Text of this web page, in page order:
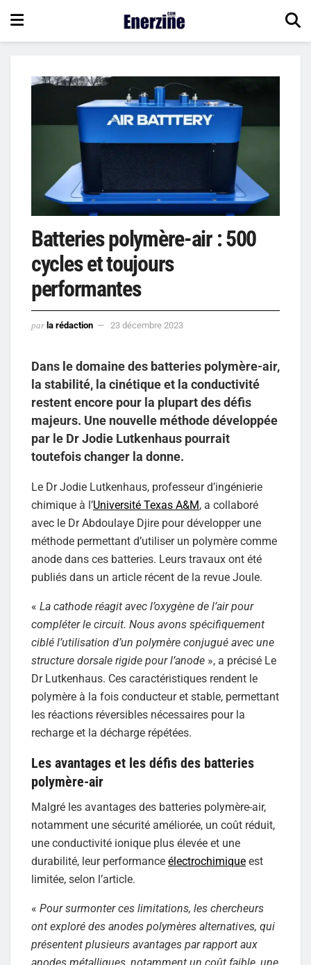
Batteries polymère-air : 500
cycles et toujours
performantes
par la rédaction 23 décembre 2023
Dans le domaine des batteries polymère-air,
la stabilité, la cinétique et la conductivité
restent encore pour la plupart des défis
majeurs. Une nouvelle méthode développée
par le Dr Jodie Lutkenhaus pourrait
toutefois changer la donne.
Le Dr Jodie Lutkenhaus, professeur d’ingénierie
chimique à l’Université Texas A&M, a collaboré
avec le Dr Abdoulaye Djire pour développer une
méthode permettant d’utiliser un polymère comme
anode dans ces batteries. Leurs travaux ont été
publiés dans un article récent de la revue Joule.
« La cathode réagit avec l’oxygène de l’air pour
compléter le circuit. Nous avons spécifiquement
ciblé l’utilisation d’un polymère conjugué avec une
structure dorsale rigide pour l’anode », a précisé Le
Dr Lutkenhaus. Ces caractéristiques rendent le
polymère à la fois conducteur et stable, permettant
les réactions réversibles nécessaires pour la
recharge et la décharge répétées.
Les avantages et les défis des batteries
polymère-air
Malgré les avantages des batteries polymère-air,
notamment une sécurité améliorée, un coût réduit,
une conductivité ionique plus élevée et une
durabilité, leur performance électrochimique est
limitée, selon l’article.
« Pour surmonter ces limitations, les chercheurs
ont exploré des anodes polymères alternatives, qui
présentent plusieurs avantages par rapport aux
anodes métalliques, notamment un coût faible, une